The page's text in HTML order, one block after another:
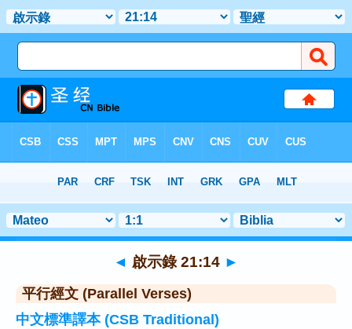
> 聖經金句 14
◄ 啟示錄 21:14 ►
平行經文 (Parallel Verses)
中文標準譯本 (CSB Traditional)